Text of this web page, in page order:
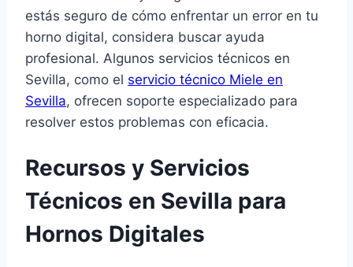
estás seguro de cómo enfrentar un error en tu
horno digital, considera buscar ayuda
profesional. Algunos servicios técnicos en
Sevilla, como el servicio técnico Miele en
Sevilla, ofrecen soporte especializado para
resolver estos problemas con eficacia.
Recursos y Servicios
Técnicos en Sevilla para
Hornos Digitales